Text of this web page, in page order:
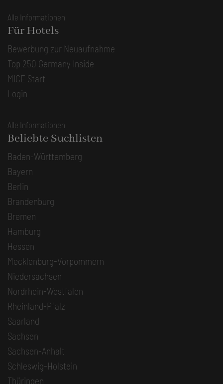
Alle Informationen
Für Hotels
Bewerbung zur Neuaufnahme
Top 250 Germany Inside
MICE Start
Login
Alle Informationen
Beliebte Suchlisten
Baden-Württemberg
Bayern
Berlin
Brandenburg
Bremen
Hamburg
Hessen
Mecklenburg-Vorpommern
Niedersachsen
Nordrhein-Westfalen
Rheinland-Pfalz
Saarland
Sachsen
Sachsen-Anhalt
Schleswig-Holstein
Thüringen